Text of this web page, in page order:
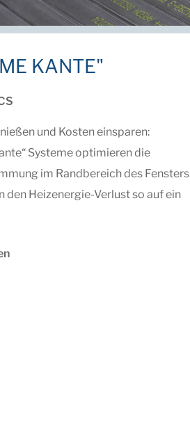
KANTE"
und Kosten einsparen:
Systeme optimieren die
im Randbereich des Fensters
den Heizenergie-Verlust so auf ein